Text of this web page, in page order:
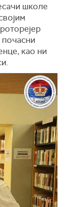
школе
као ни